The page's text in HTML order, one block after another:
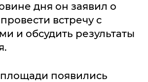
дня он заявил о
встречу с
и обсудить результаты
появились